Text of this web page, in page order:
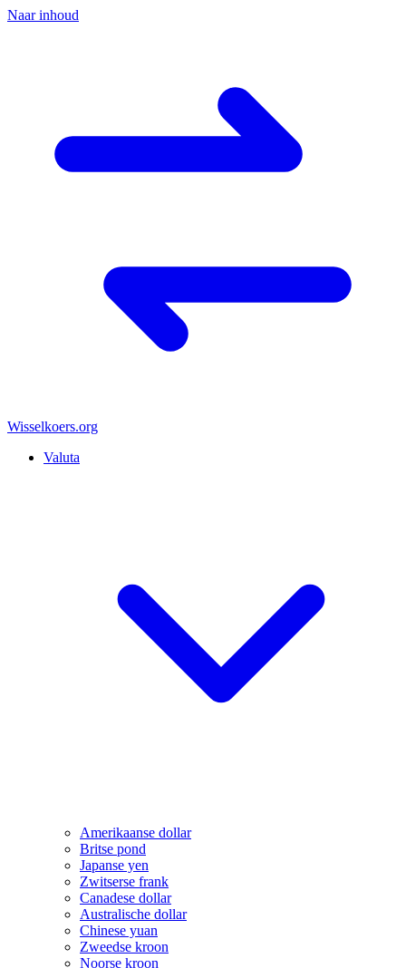
Naar inhoud
Wisselkoers.org
Valuta
Amerikaanse dollar
Britse pond
Japanse yen
Zwitserse frank
Canadese dollar
Australische dollar
Chinese yuan
Zweedse kroon
Noorse kroon